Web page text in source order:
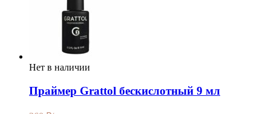
Нет в наличии
Праймер Grattol бескислотный 9 мл